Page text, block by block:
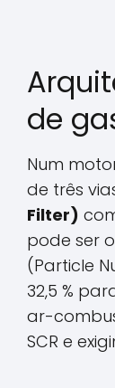
de
Num
de três
Filter)
pode ser
(Particle
32,5 %
ar-
SCR e